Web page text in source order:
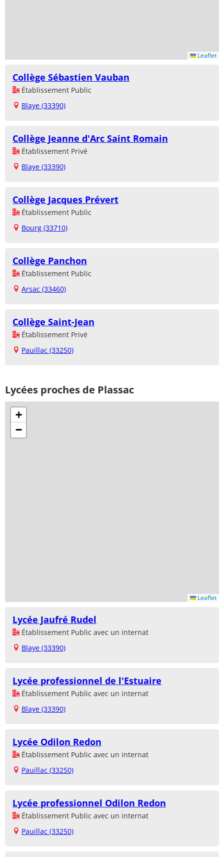
Leaflet
Collège Sébastien Vauban
Établissement Public
Blaye (33390)
Collège Jeanne d'Arc Saint Romain
Établissement Privé
Blaye (33390)
Collège Jacques Prévert
Établissement Public
Bourg (33710)
Collège Panchon
Établissement Public
Arsac (33460)
Collège Saint-Jean
Établissement Privé
Pauillac (33250)
Lycées proches de Plassac
+
−
Leaflet
Lycée Jaufré Rudel
Établissement Public avec un internat
Blaye (33390)
Lycée professionnel de l'Estuaire
Établissement Public avec un internat
Blaye (33390)
Lycée Odilon Redon
Établissement Public avec un internat
Pauillac (33250)
Lycée professionnel Odilon Redon
Établissement Public avec un internat
Pauillac (33250)